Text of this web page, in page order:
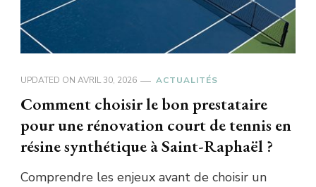
UPDATED ON AVRIL 30, 2026 ACTUALITÉS
Comment choisir le bon prestataire
pour une rénovation court de tennis en
résine synthétique à Saint-Raphaël ?
Comprendre les enjeux avant de choisir un